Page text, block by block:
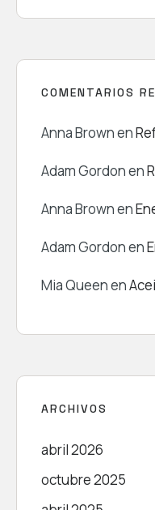
COMENTARIOS
Anna Brownen
Adam Gordonen
Anna Brownen
Adam Gordonen
Mia Queenen
ARCHIVOS
abril 2026
octubre 2025